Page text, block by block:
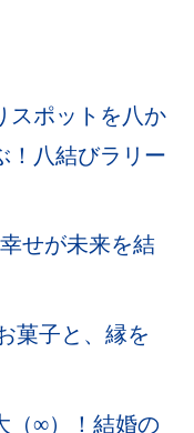
スポットを八か
！八結びラリー
せが未来を結
菓子と、縁を
（∞）！結婚の